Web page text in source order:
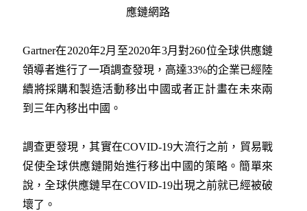
應鏈網路
Gartner在2020年2月至2020年3月對260位全球供應鏈
領導者進行了一項調查發現，高達33%的企業已經陸
續將採購和製造活動移出中國或者正計畫在未來兩
到三年內移出中國。
調查更發現，其實在COVID-19大流行之前，貿易戰
促使全球供應鏈開始進行移出中國的策略。簡單來
說，全球供應鏈早在COVID-19出現之前就已經被破
壞了。